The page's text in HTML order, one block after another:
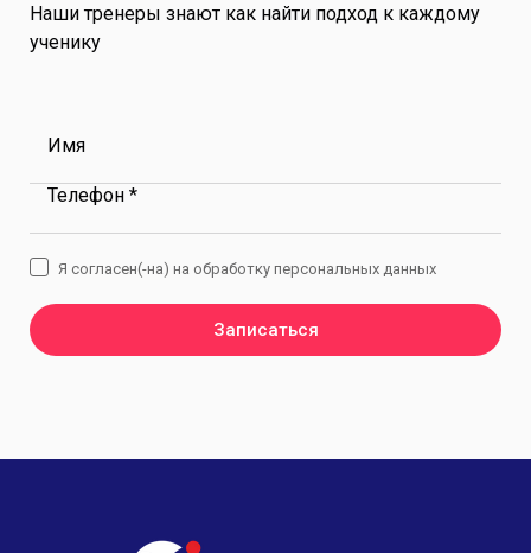
Наши тренеры знают как найти подход к каждому
ученику
Имя
Телефон *
Записаться
Я согласен(-на) на обработку персональных данных